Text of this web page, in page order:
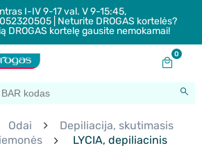
I-IV 9-17 val. V 9-15:45,
| Neturite DROGAS kortelės?
DROGAS kortelę gausite nemokamai!
0
Odai
Depiliacija, skutimasis
LYCIA, depiliacinis